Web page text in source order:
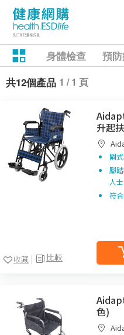
身體檢查 預
共12個產品 1 / 1 頁
比較
收藏
升起
閘
腳
人士
符
色)